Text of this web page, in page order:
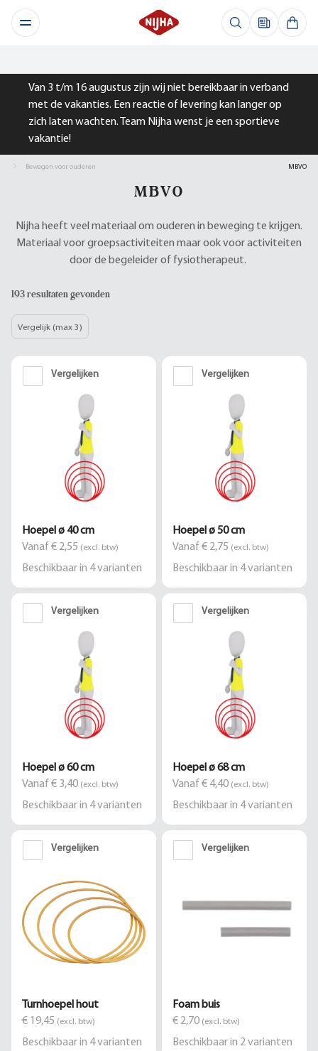
Van 3 t/m 16 augustus zijn wij niet bereikbaar in verband
met de vakanties. Een reactie of levering kan langer op
zich laten wachten. Team Nijha wenst je een sportieve
vakantie!
Bewegen voor ouderen MBVO
MBVO
Nijha heeft veel materiaal om ouderen in beweging te krijgen.
Materiaal voor groepsactiviteiten maar ook voor activiteiten
door de begeleider of fysiotherapeut.
193 resultaten gevonden
Vergelijk (max 3)
Vergelijken
Hoepel ø 40 cm
Vanaf € 2,55 (excl. btw)
Beschikbaar in 4varianten
Vergelijken
Hoepel ø 50 cm
Vanaf € 2,75 (excl. btw)
Beschikbaar in 4varianten
Vergelijken
Hoepel ø 60 cm
Vanaf € 3,40 (excl. btw)
Beschikbaar in 4varianten
Vergelijken
Hoepel ø 68 cm
Vanaf € 4,40 (excl. btw)
Beschikbaar in 4varianten
Vergelijken
Turnhoepel hout
€ 19,45 (excl. btw)
Beschikbaar in 4varianten
Vergelijken
Foam buis
€ 2,70 (excl. btw)
Beschikbaar in 2varianten